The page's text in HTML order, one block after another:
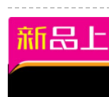
能低周波数再生パテ
ント1册